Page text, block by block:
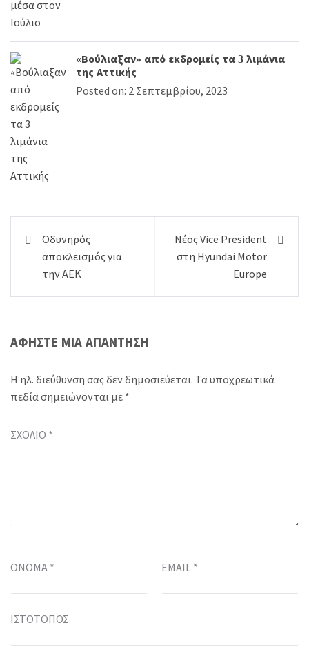
«Βούλιαξαν» από εκδρομείς τα 3 λιμάνια
της Αττικής
Posted on: 2 Σεπτεμβρίου, 2023
Πλοήγηση
άρθρων
Οδυνηρός
αποκλεισμός για
την AEK
Νέος Vice President
στη Hyundai Motor
Europe
ΑΦΉΣΤΕ ΜΙΑ ΑΠΆΝΤΗΣΗ
Η ηλ. διεύθυνση σας δεν δημοσιεύεται. Τα υποχρεωτικά
πεδία σημειώνονται με *
ΣΧΌΛΙΟ *
ΌΝΟΜΑ * EMAIL *
ΙΣΤΌΤΟΠΟΣ